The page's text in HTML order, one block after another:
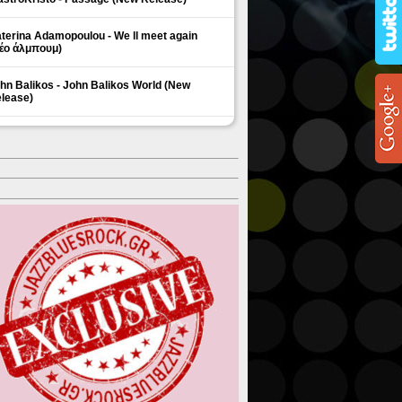
Adamopoulou - We ll meet again
άλμπουμ)
Balikos - John Balikos World (New